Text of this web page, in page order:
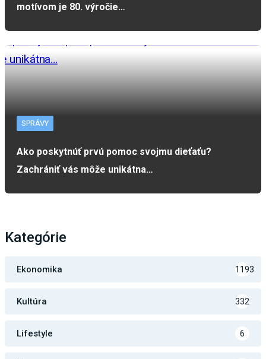
motívom je 80. výročie…
SPRÁVY
Ako poskytnúť prvú pomoc svojmu dieťaťu?
Zachrániť vás môže unikátna…
Kategórie
Ekonomika 1193
Kultúra 332
Lifestyle 6